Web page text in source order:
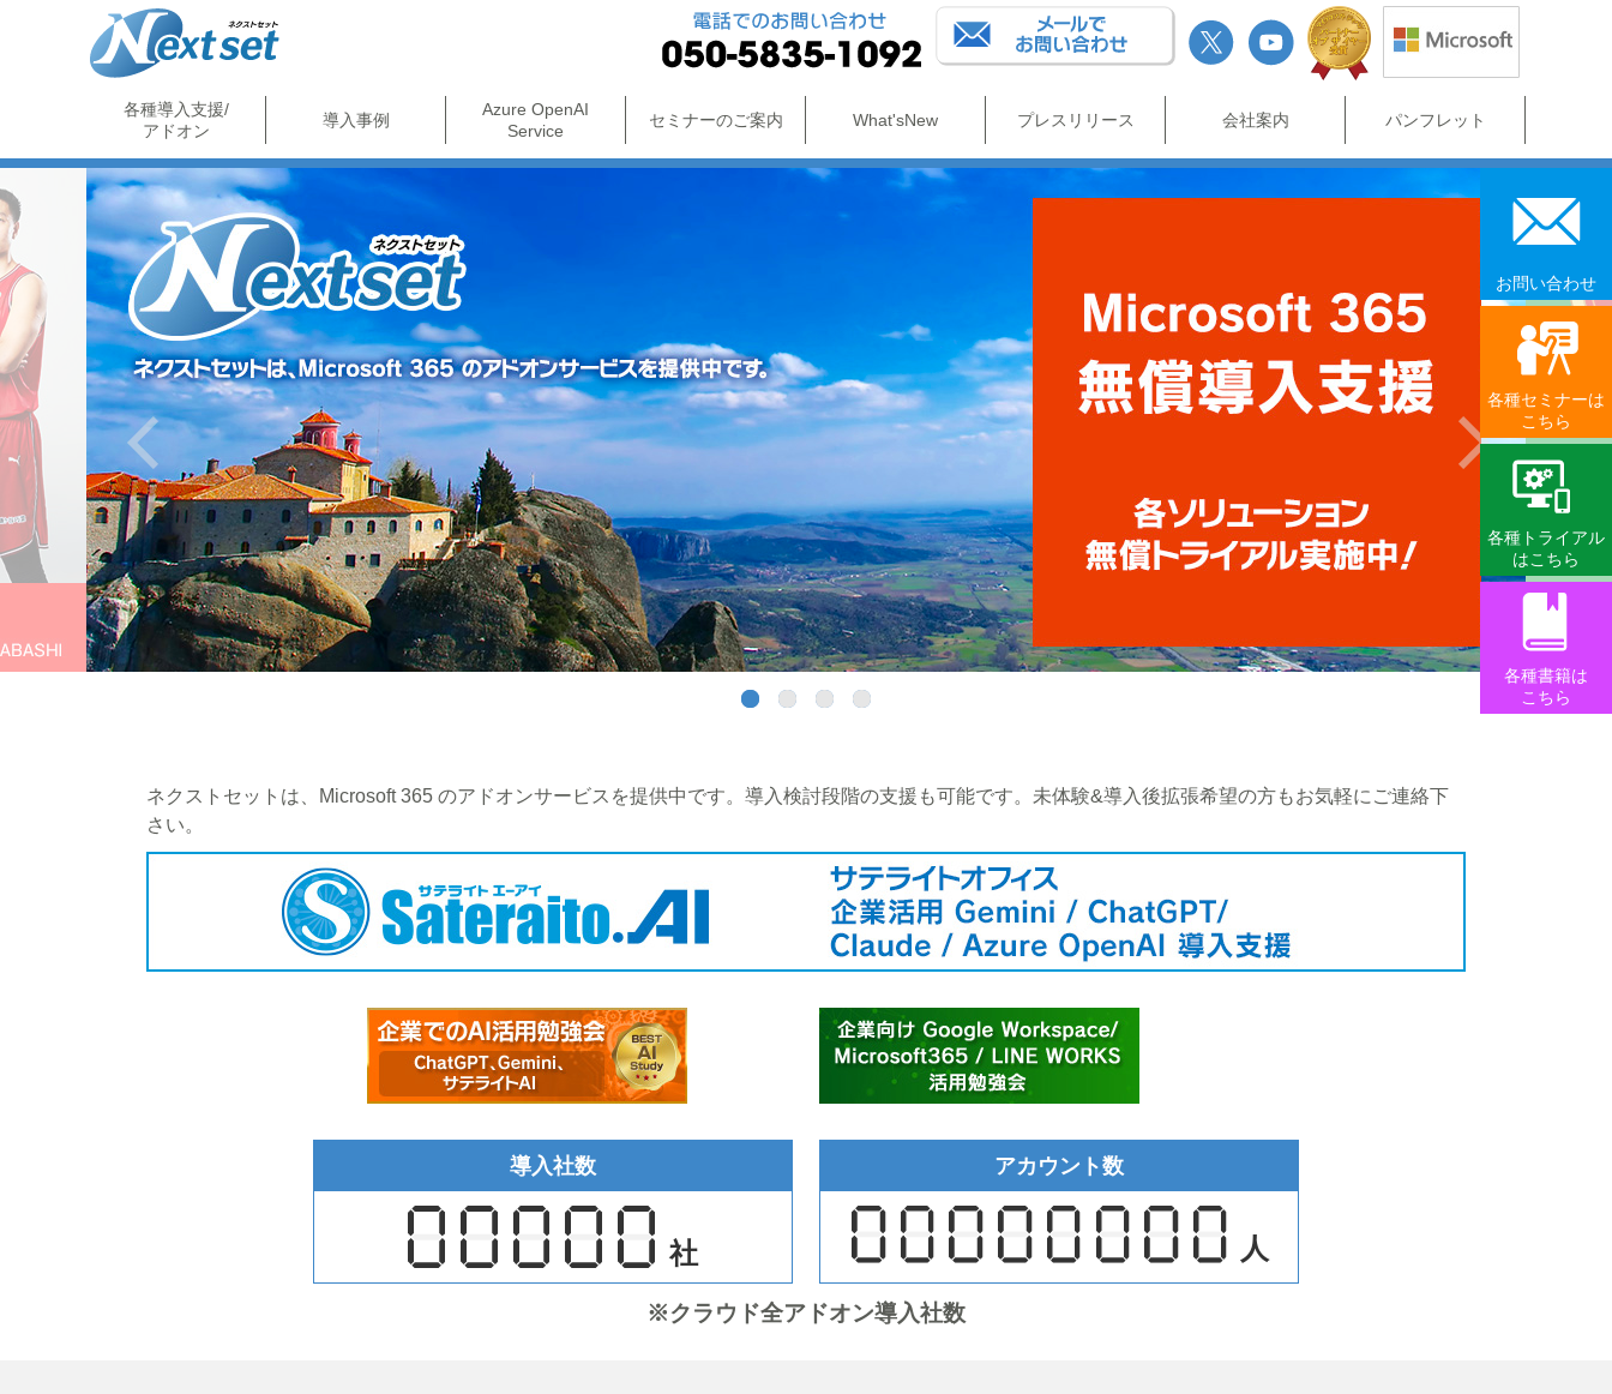
お問い合わせ
各種セミナーは
こちら
各種トライアル
はこちら
各種書籍は
こちら
各種導入支援/
アドオン
導入事例
Azure OpenAI
Service
セミナーのご案内 What'sNew プレスリリース 会社案内 パンフレット
Previous Next
ネクストセットは、Microsoft 365 のアドオンサービスを提供中です。導入検討段階の支援も可能です。未体験&導入後拡張希望の方もお気軽にご連絡下
さい。
導入社数
社
アカウント数
人
※クラウド全アドオン導入社数